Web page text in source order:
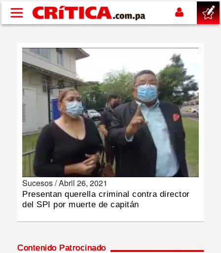
Pasar al contenido principal
SUCESOS
POLÍTICA
SHOW
DEPORTES
Sucesos /Abril 26, 2021
Presentan querella criminal contra director
del SPI por muerte de capitán
Contenido Patrocinado